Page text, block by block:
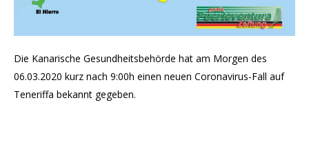
Die Kanarische Gesundheitsbehörde hat am Morgen des
06.03.2020 kurz nach 9:00h einen neuen Coronavirus-Fall auf
Teneriffa bekannt gegeben.